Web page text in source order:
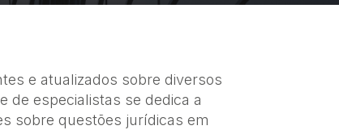
e atualizados sobre diversos
de especialistas se dedica a
sobre questões jurídicas em